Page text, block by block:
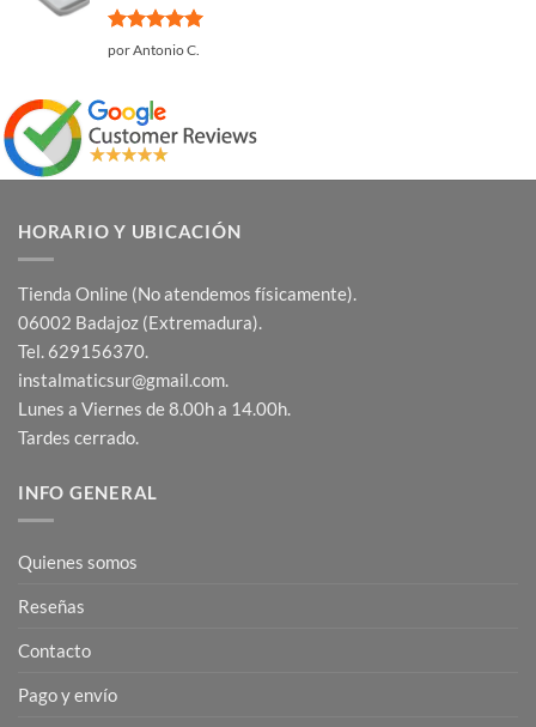
Valorado
por Antonio C.
HORARIO Y UBICACIÓN
Tienda Online (No atendemos físicamente).
06002 Badajoz (Extremadura).
Tel. 629156370.
instalmaticsur@gmail.com.
Lunes a Viernes de 8.00h a 14.00h.
Tardes cerrado.
INFO GENERAL
Quienes somos
Reseñas
Contacto
Pago y envío